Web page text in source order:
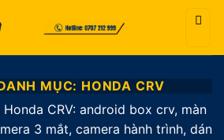
MỤC: HONDA CRV
CRV: android box crv, màn
3 mắt, camera hành trình, dán